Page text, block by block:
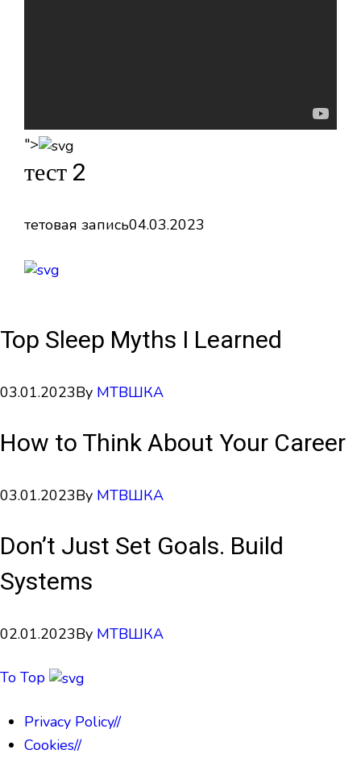
">
тест 2
тетовая запись04.03.2023
Top Sleep Myths I Learned
03.01.2023By МТВШКА
How to Think About Your Career
03.01.2023By МТВШКА
Don’t Just Set Goals. Build
Systems
02.01.2023By МТВШКА
To Top
Privacy Policy//
Cookies//